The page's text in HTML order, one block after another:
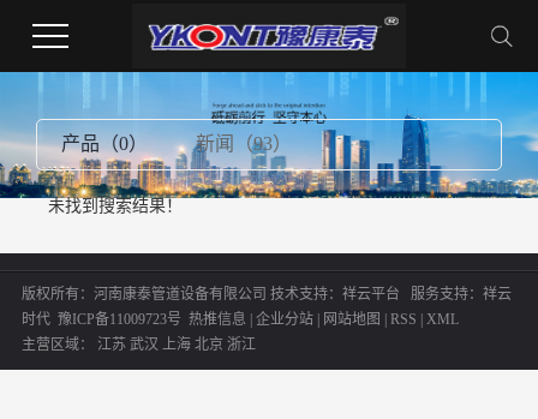
产品（0） 新闻（93）
未找到搜索结果！
版权所有：河南康泰管道设备有限公司 技术支持： 祥云平台 服务支持： 祥云
时代 豫ICP备11009723号 热推信息 | 企业分站| 网站地图 | RSS | XML
主营区域： 江苏 武汉 上海 北京 浙江